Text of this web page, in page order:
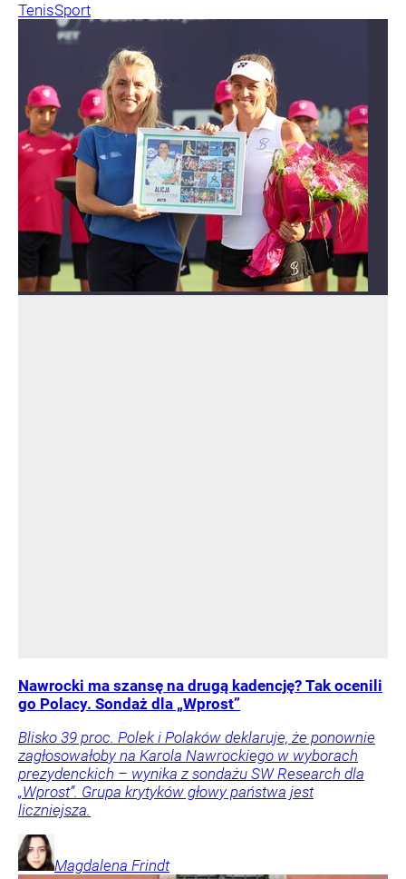
TenisSport
Nawrocki ma szansę na drugą kadencję? Tak ocenili
go Polacy. Sondaż dla „Wprost”
Blisko 39 proc. Polek i Polaków deklaruje, że ponownie
zagłosowałoby na Karola Nawrockiego w wyborach
prezydenckich – wynika z sondażu SW Research dla
„Wprost”. Grupa krytyków głowy państwa jest
liczniejsza.
Magdalena Frindt